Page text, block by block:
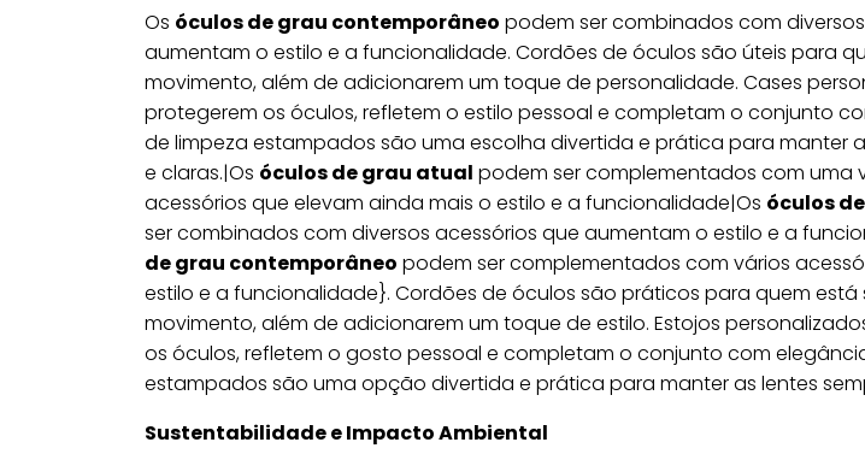
Os óculos de grau contemporâneo podem ser combinados com
aumentam o estilo e a funcionalidade. Cordões de óculos são úteis para
movimento, além de adicionarem um toque de personalidade. Cases
protegerem os óculos, refletem o estilo pessoal e completam o conjunto
de limpeza estampados são uma escolha divertida e prática para manter
e claras.|Os óculos de grau atual podem ser complementados com uma
acessórios que elevam ainda mais o estilo e a funcionalidade|Os óculos
ser combinados com diversos acessórios que aumentam o estilo e a
de grau contemporâneo podem ser complementados com vários
estilo e a funcionalidade}. Cordões de óculos são práticos para quem está
movimento, além de adicionarem um toque de estilo. Estojos
os óculos, refletem o gosto pessoal e completam o conjunto com
estampados são uma opção divertida e prática para manter as lentes
Sustentabilidade e Impacto Ambiental